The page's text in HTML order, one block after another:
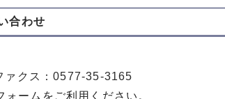
合わせ
クス：0577-35-3165
ームをご利用ください。